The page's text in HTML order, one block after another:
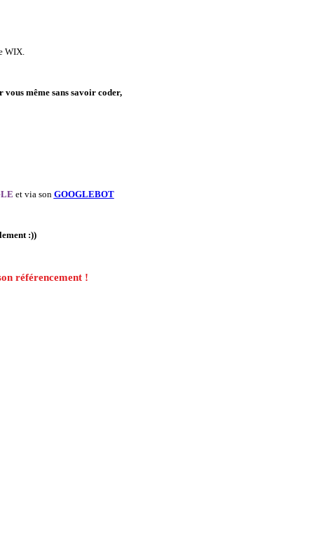
WIX.
même sans savoir coder,
et via son GOOGLEBOT
:))
référencement !